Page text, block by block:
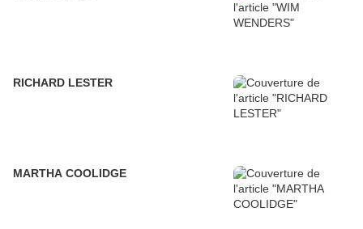
RICHARD LESTER
MARTHA COOLIDGE